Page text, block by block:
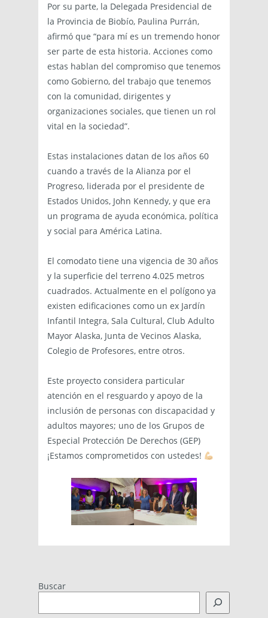
Por su parte, la Delegada Presidencial de
la Provincia de Biobío, Paulina Purrán,
afirmó que “para mí es un tremendo honor
ser parte de esta historia. Acciones como
estas hablan del compromiso que tenemos
como Gobierno, del trabajo que tenemos
con la comunidad, dirigentes y
organizaciones sociales, que tienen un rol
vital en la sociedad”.
Estas instalaciones datan de los años 60
cuando a través de la Alianza por el
Progreso, liderada por el presidente de
Estados Unidos, John Kennedy, y que era
un programa de ayuda económica, política
y social para América Latina.
El comodato tiene una vigencia de 30 años
y la superficie del terreno 4.025 metros
cuadrados. Actualmente en el polígono ya
existen edificaciones como un ex Jardín
Infantil Integra, Sala Cultural, Club Adulto
Mayor Alaska, Junta de Vecinos Alaska,
Colegio de Profesores, entre otros.
Este proyecto considera particular
atención en el resguardo y apoyo de la
inclusión de personas con discapacidad y
adultos mayores; uno de los Grupos de
Especial Protección De Derechos (GEP)
¡Estamos comprometidos con ustedes!
Buscar